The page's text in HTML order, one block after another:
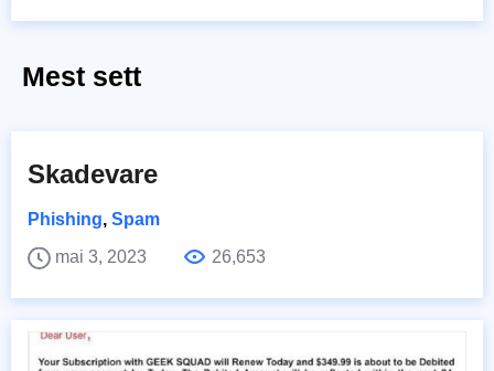
Mest sett
Skadevare
Phishing, Spam
mai 3, 2023
26,653